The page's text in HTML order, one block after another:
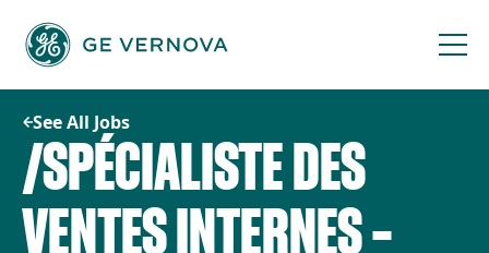
content
See All Jobs
/SPÉCIALISTE DES
VENTES INTERNES –